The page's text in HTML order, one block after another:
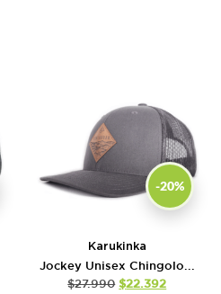
-20%
Karukinka
Jockey Unisex Chingolo...
$27.990 $22.392